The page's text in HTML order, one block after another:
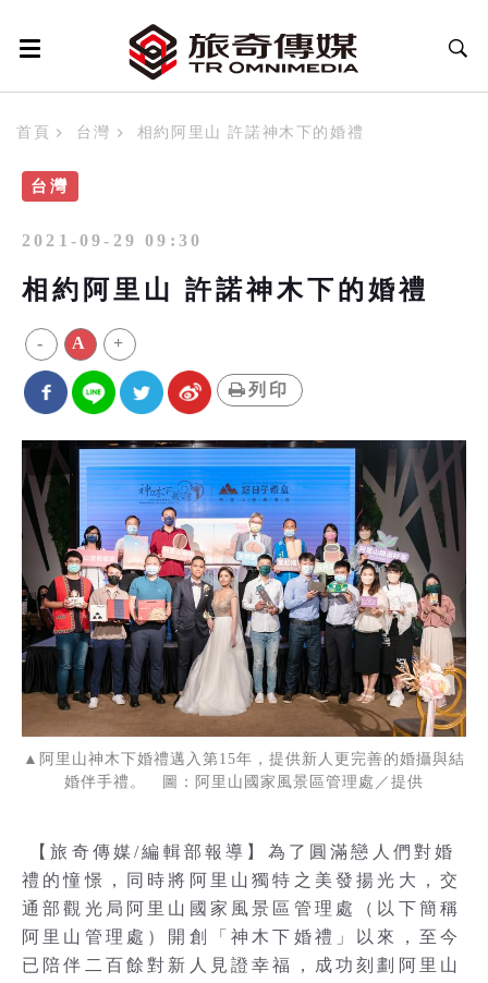
首頁 台灣 相約阿里山 許諾神木下的婚禮
台灣
2021-09-29 09:30
相約阿里山 許諾神木下的婚禮
- A +
列印
▲阿里山神木下婚禮邁入第15年，提供新人更完善的婚攝與結
婚伴手禮。 圖：阿里山國家風景區管理處／提供
【旅奇傳媒/編輯部報導】為了圓滿戀人們對婚
禮的憧憬，同時將阿里山獨特之美發揚光大，交
通部觀光局阿里山國家風景區管理處（以下簡稱
阿里山管理處）開創「神木下婚禮」以來，至今
已陪伴二百餘對新人見證幸福，成功刻劃阿里山